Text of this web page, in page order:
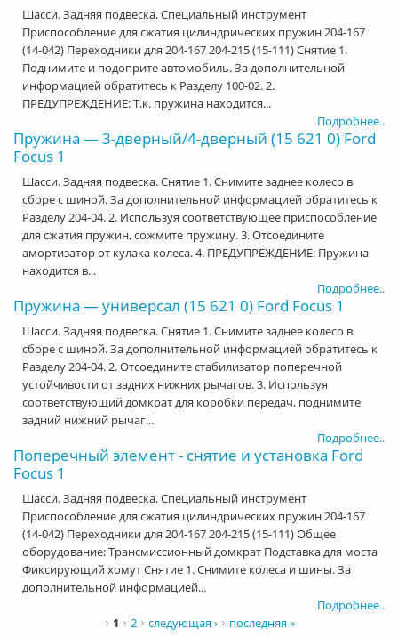
Шасси. Задняя подвеска. Специальный инструмент
Приспособление для сжатия цилиндрических пружин 204-167
(14-042) Переходники для 204-167 204-215 (15-111) Снятие 1.
Поднимите и подоприте автомобиль. За дополнительной
информацией обратитесь к Разделу 100-02. 2.
ПРЕДУПРЕЖДЕНИЕ: Т.к. пружина находится...
Подробнее..
Пружина — 3-дверный/4-дверный (15 621 0) Ford
Focus 1
Шасси. Задняя подвеска. Снятие 1. Снимите заднее колесо в
сборе с шиной. За дополнительной информацией обратитесь к
Разделу 204-04. 2. Используя соответствующее приспособление
для сжатия пружин, сожмите пружину. 3. Отсоедините
амортизатор от кулака колеса. 4. ПРЕДУПРЕЖДЕНИЕ: Пружина
находится в...
Подробнее..
Пружина — универсал (15 621 0) Ford Focus 1
Шасси. Задняя подвеска. Снятие 1. Снимите заднее колесо в
сборе с шиной. За дополнительной информацией обратитесь к
Разделу 204-04. 2. Отсоедините стабилизатор поперечной
устойчивости от задних нижних рычагов. 3. Используя
соответствующий домкрат для коробки передач, поднимите
задний нижний рычаг...
Подробнее..
Поперечный элемент - снятие и установка Ford
Focus 1
Шасси. Задняя подвеска. Специальный инструмент
Приспособление для сжатия цилиндрических пружин 204-167
(14-042) Переходники для 204-167 204-215 (15-111) Общее
оборудование: Трансмиссионный домкрат Подставка для моста
Фиксирующий хомут Снятие 1. Снимите колеса и шины. За
дополнительной информацией...
Подробнее..
1 2 следующая › последняя »